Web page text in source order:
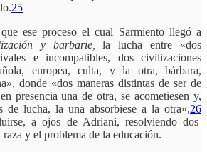
25
ese proceso el cual Sarmiento llegó a
y barbarie,
la lucha entre «dos
e incompatibles, dos civilizaciones
europea, culta, y la otra, bárbara,
donde «dos maneras distintas de ser de
presencia una de otra, se acometiesen y,
de lucha, la una absorbiese a la otra»,26
a ojos de Adriani, resolviendo dos
y el problema de la educación.